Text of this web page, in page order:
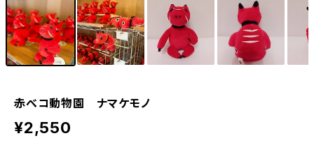
赤べコ動物園 ナマケモノ
¥2,550